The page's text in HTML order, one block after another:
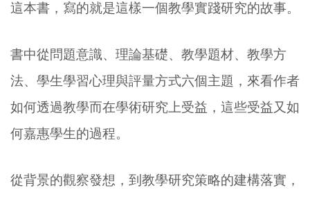
這本書，寫的就是這樣一個教學實踐研究的故事。
書中從問題意識、理論基礎、教學題材、教學方
法、學生學習心理與評量方式六個主題，來看作者
如何透過教學而在學術研究上受益，這些受益又如
何嘉惠學生的過程。
從背景的觀察發想，到教學研究策略的建構落實，